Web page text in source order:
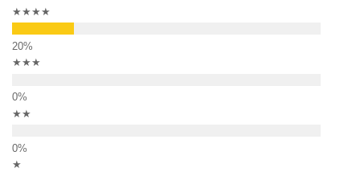
★★★★
★★★
★★
★